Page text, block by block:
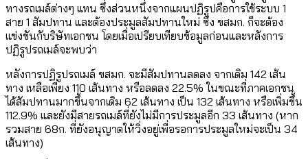
ทางรถเมล์ต่างๆ แทน ซึ่งส่วนหนึ่งจากแผนปฏิรูปคือการใช้ระบบ 1
สาย 1 สัมปทาน และต้องประมูลสัมปทานใหม่ ซึ่ง ขสมก. ก็จะต้อง
แข่งขันกับริษัทเอกชน โดยเมื่อเปรียบเทียบข้อมูลก่อนและหลังการ
ปฏิรูปรถเมล์จะพบว่า
หลังการปฏิรูปรถเมล์ ขสมก. จะมีสัมปทานลดลง จากเดิม 142 เส้น
ทาง เหลือเพียง 110 เส้นทาง หรือลดลง 22.5% ในขณะที่ภาคเอกชน
ได้สัมปทานมากขึ้นจากเดิม 62 เส้นทาง เป็น 132 เส้นทาง หรือเพิ่มขึ้น
112.9% และยังมีสายรถเมล์ที่ยังไม่มีการประมูลอีก 33 เส้นทาง (หาก
รวมสาย 68ก. ที่ยังอนุญาตให้วิ่งอยู่เพื่อรอการประมูลใหม่จะเป็น 34
เส้นทาง)